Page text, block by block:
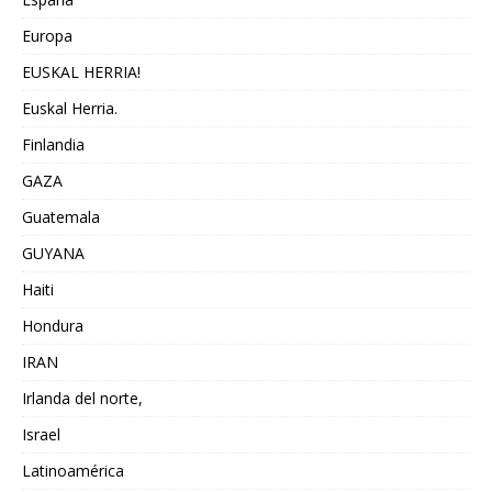
Europa
EUSKAL HERRIA!
Euskal Herria.
Finlandia
GAZA
Guatemala
GUYANA
Haiti
Hondura
IRAN
Irlanda del norte,
Israel
Latinoamérica